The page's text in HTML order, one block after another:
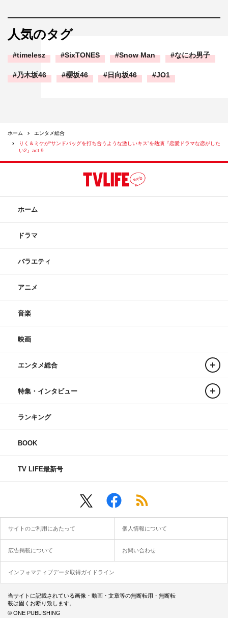
人気のタグ
timelesz SixTONES Snow Man なにわ男子
乃木坂46 櫻坂46 日向坂46 JO1
ホーム
エンタメ総合
りく＆ミケが“サンドバッグを打ち合うような激しいキス”を熱演『恋愛ドラマな恋がした
い2』act.9
ホーム
ドラマ
バラエティ
アニメ
音楽
映画
エンタメ総合
特集・インタビュー
ランキング
BOOK
TV LIFE最新号
サイトのご利用にあたって 個人情報について
広告掲載について お問い合わせ
インフォマティブデータ取得ガイドライン
当サイトに記載されている画像・動画・文章等の無断転用・無断転
載は固くお断り致します。
© ONE PUBLISHING